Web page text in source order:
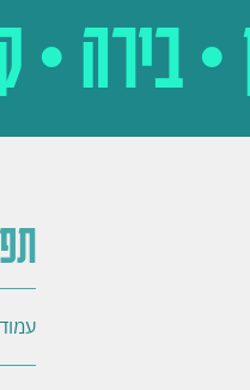
• בירה •